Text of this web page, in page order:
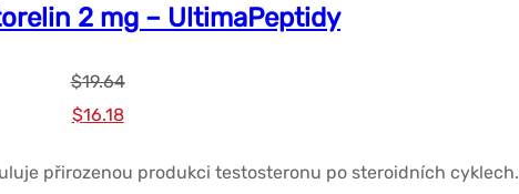
2 mg – UltimaPeptidy
$19.64
Původní
byla:
$16.18Současná
je:
přirozenou produkci testosteronu po steroidních cyklech.